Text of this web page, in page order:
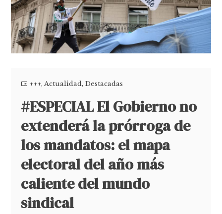
+++,Actualidad,Destacadas
#ESPECIAL El Gobierno no
extenderá la prórroga de
los mandatos: el mapa
electoral del año más
caliente del mundo
sindical